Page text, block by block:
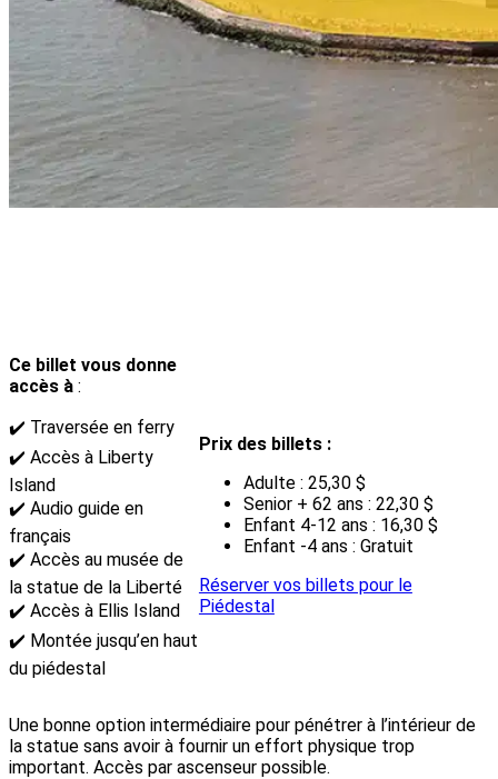
Ce billet vous donne
accès à :
✔️ Traversée en ferry
✔️ Accès à Liberty
Island
✔️ Audio guide en
français
✔️ Accès au musée de
la statue de la Liberté
✔️ Accès à Ellis Island
✔️ Montée jusqu’en haut
du piédestal
Prix des billets :
Adulte : 25,30 $
Senior + 62 ans : 22,30 $
Enfant 4-12 ans : 16,30 $
Enfant -4 ans : Gratuit
Réserver vos billets pour le
Piédestal
Une bonne option intermédiaire pour pénétrer à l’intérieur de
la statue sans avoir à fournir un effort physique trop
important. Accès par ascenseur possible.